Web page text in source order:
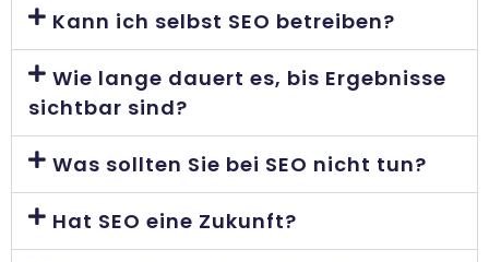
Kann ich selbst SEO betreiben?
Wie lange dauert es, bis Ergebnisse
sichtbar sind?
Was sollten Sie bei SEO nicht tun?
Hat SEO eine Zukunft?